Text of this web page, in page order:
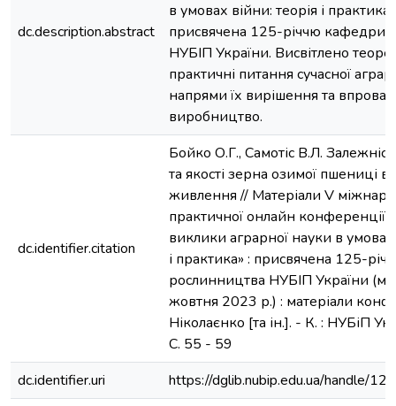
dc.description.abstract
в умовах війни: теорія і
присвячена 125-річчю кафедри
НУБІП України. Висвітлено
практичні питання сучасної
напрями їх вирішення та
виробництво.
dc.identifier.citation
Бойко О.Г., Самотіс В.Л.
та якості зерна озимої пшениці
живлення // Матеріали V
практичної онлайн конференції
виклики аграрної науки в умовах
і практика» : присвячена 125-
рослинництва НУБІП України (м.
жовтня 2023 р.) : матеріали
Ніколаєнко [та ін.]. - К. : НУБіП
С. 55 - 59
dc.identifier.uri
https://dglib.nubip.edu.ua/handle/